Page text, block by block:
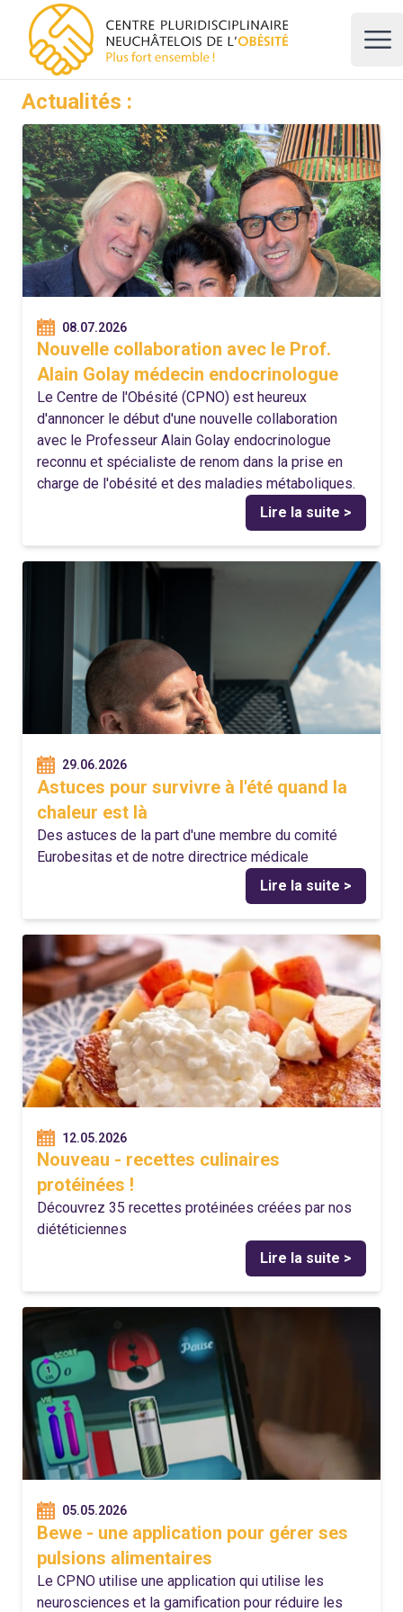
CPNO, centre pluridisciplinaire neuchâtelois de l'obésité
Actualités :
08.07.2026
Nouvelle collaboration avec le Prof.
Alain Golay médecin endocrinologue
Le Centre de l'Obésité (CPNO) est heureux
d'annoncer le début d'une nouvelle collaboration
avec le Professeur Alain Golay endocrinologue
reconnu et spécialiste de renom dans la prise en
charge de l'obésité et des maladies métaboliques.
Lire la suite >
29.06.2026
Astuces pour survivre à l'été quand la
chaleur est là
Des astuces de la part d'une membre du comité
Eurobesitas et de notre directrice médicale
Lire la suite >
12.05.2026
Nouveau - recettes culinaires
protéinées !
Découvrez 35 recettes protéinées créées par nos
diététiciennes
Lire la suite >
05.05.2026
Bewe - une application pour gérer ses
pulsions alimentaires
Le CPNO utilise une application qui utilise les
neurosciences et la gamification pour réduire les